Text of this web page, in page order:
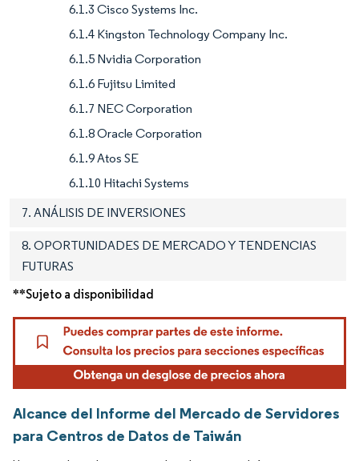
6.1.3 Cisco Systems Inc.
6.1.4 Kingston Technology Company Inc.
6.1.5 Nvidia Corporation
6.1.6 Fujitsu Limited
6.1.7 NEC Corporation
6.1.8 Oracle Corporation
6.1.9 Atos SE
6.1.10 Hitachi Systems
7. ANÁLISIS DE INVERSIONES
8. OPORTUNIDADES DE MERCADO Y TENDENCIAS
FUTURAS
**Sujeto a disponibilidad
Alcance del Informe del Mercado de Servidores
para Centros de Datos de Taiwán